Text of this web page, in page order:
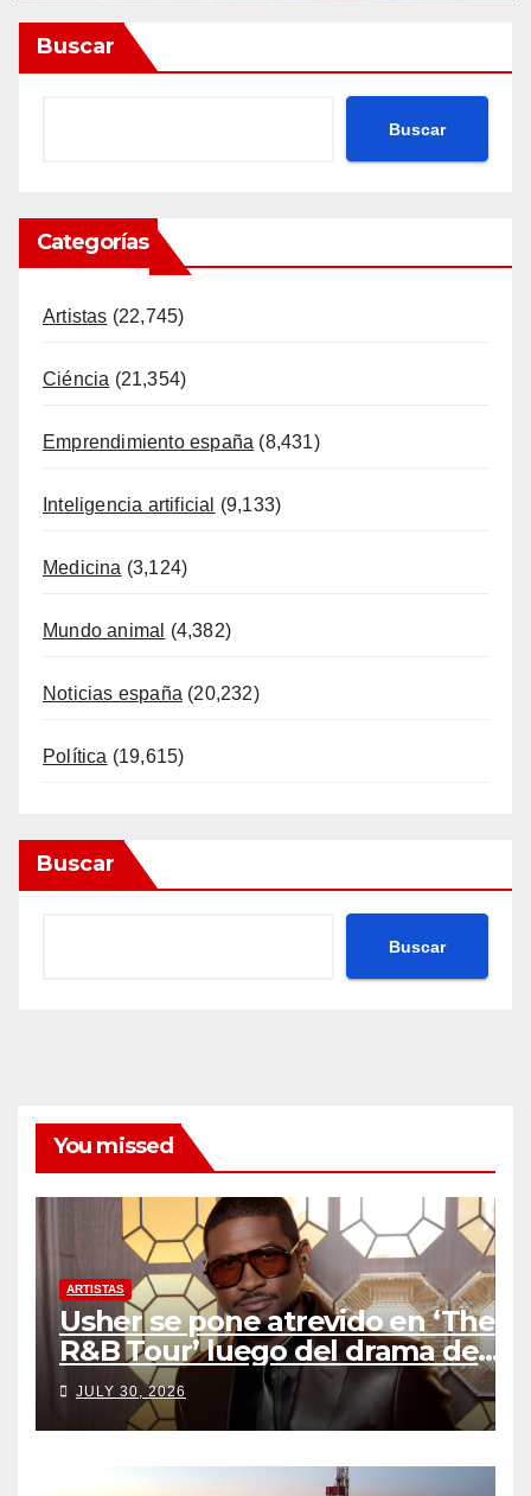
Buscar
Buscar
Categorías
Artistas (22,745)
Ciéncia (21,354)
Emprendimiento españa (8,431)
Inteligencia artificial (9,133)
Medicina (3,124)
Mundo animal (4,382)
Noticias españa (20,232)
Política (19,615)
Buscar
Buscar
You missed
ARTISTAS
Usher se pone atrevido en ‘The
R&B Tour’ luego del drama de
un fan
JULY 30, 2026